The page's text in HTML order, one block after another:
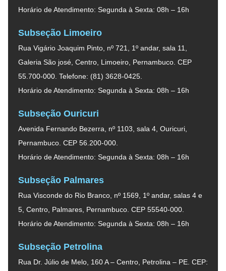
Horário de Atendimento: Segunda à Sexta: 08h – 16h
Subseção Limoeiro
Rua Vigário Joaquim Pinto, nº 721, 1º andar, sala 11,
Galeria São josé, Centro, Limoeiro, Pernambuco. CEP
55.700-000. Telefone: (81) 3628-0425.
Horário de Atendimento: Segunda à Sexta: 08h – 16h
Subseção Ouricuri
Avenida Fernando Bezerra, nº 1103, sala 4, Ouricuri,
Pernambuco. CEP 56.200-000.
Horário de Atendimento: Segunda à Sexta: 08h – 16h
Subseção Palmares
Rua Visconde do Rio Branco, nº 1569, 1º andar, salas 4 e
5, Centro, Palmares, Pernambuco. CEP 55540-000.
Horário de Atendimento: Segunda à Sexta: 08h – 16h
Subseção Petrolina
Rua Dr. Júlio de Melo, 160 A – Centro, Petrolina – PE. CEP: